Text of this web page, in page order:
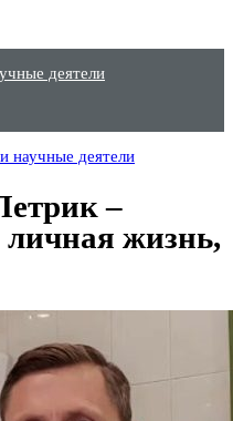
деятели
научные деятели
–
жизнь,